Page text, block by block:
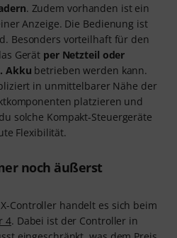
. Zudem vorhanden ist ein
Anzeige. Die Bedienung ist
Besonders vorteilhaft für den
Gerät per Netzteil oder
Akku betrieben werden kann.
in unmittelbarer Nähe der
platzieren und
solche Kompakt-Steuergeräte
Flexibilität.
noch äußerst
Controller handelt es sich beim
4. Dabei ist der Controller in